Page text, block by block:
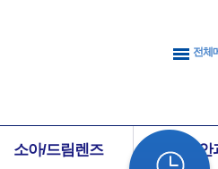
전체
소아/드림렌즈 성형안